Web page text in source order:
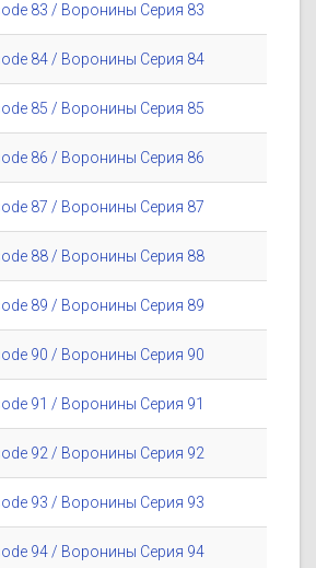
83 / Воронины Серия 83
84 / Воронины Серия 84
85 / Воронины Серия 85
86 / Воронины Серия 86
87 / Воронины Серия 87
88 / Воронины Серия 88
89 / Воронины Серия 89
90 / Воронины Серия 90
91 / Воронины Серия 91
92 / Воронины Серия 92
93 / Воронины Серия 93
94 / Воронины Серия 94